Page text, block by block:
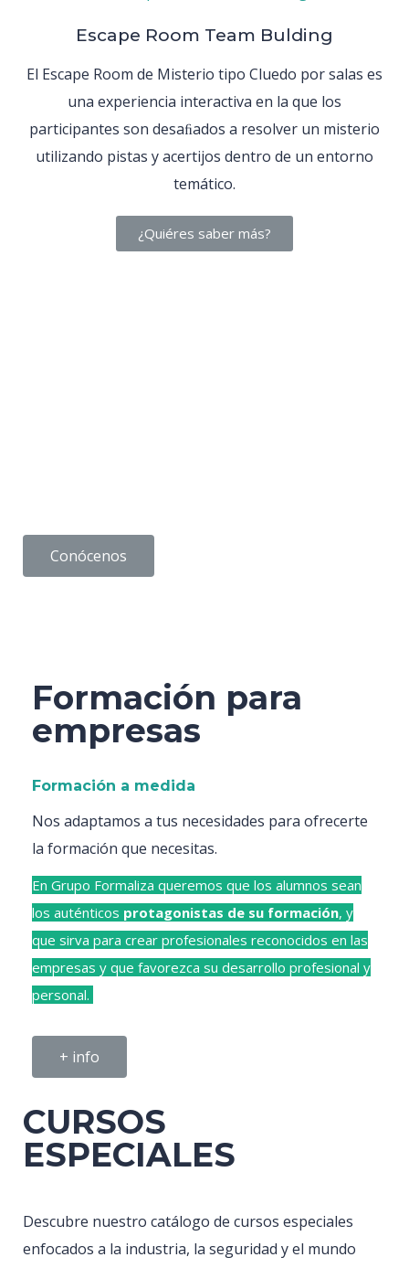
Escape Room Team Bulding
El Escape Room de Misterio tipo Cluedo por salas es
una experiencia interactiva en la que los
participantes son desaﬁados a resolver un misterio
utilizando pistas y acertijos dentro de un entorno
temático.
¿Quiéres saber más?
Conócenos
Formación para
empresas
Formación a medida
Nos adaptamos a tus necesidades para ofrecerte
la formación que necesitas.
En Grupo Formaliza queremos que los alumnos sean
los auténticos protagonistas de su formación, y
que sirva para crear profesionales reconocidos en las
empresas y que favorezca su desarrollo profesional y
personal.
+ info
CURSOS
ESPECIALES
Descubre nuestro catálogo de cursos especiales
enfocados a la industria, la seguridad y el mundo